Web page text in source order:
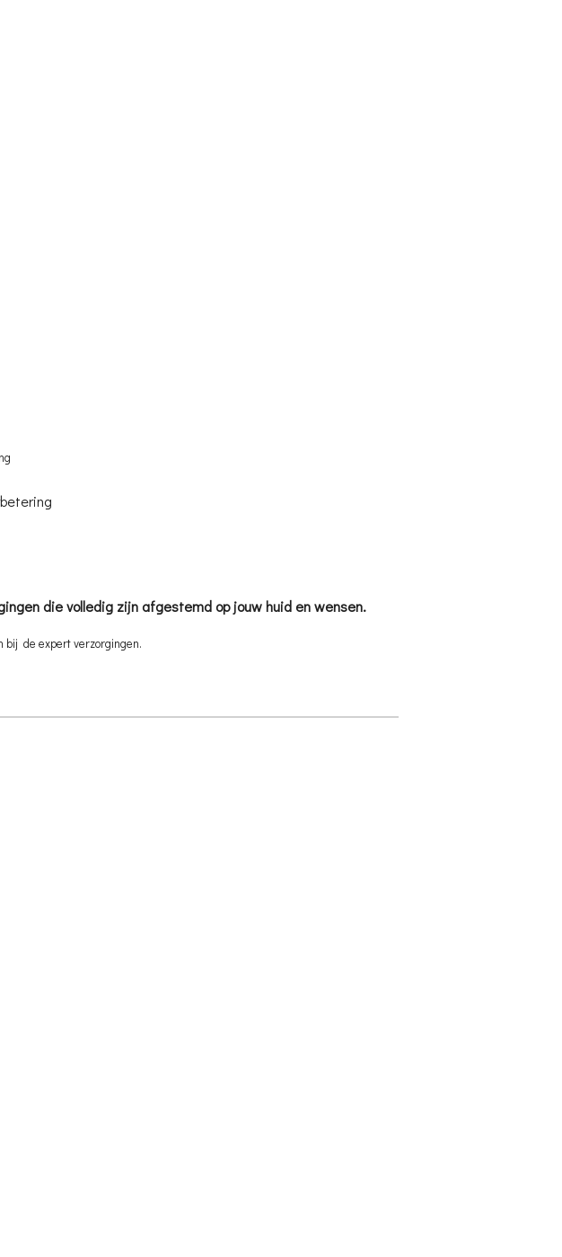
die volledig zijn afgestemd op jouw huid en wensen.
bij de expert verzorgingen.